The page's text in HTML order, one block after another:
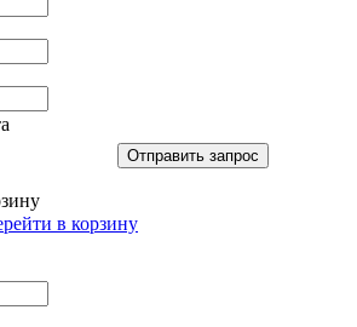
Отправить запрос
в корзину